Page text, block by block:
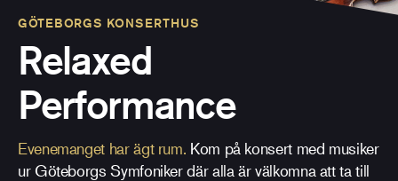
GÖTEBORGS KONSERTHUS
Relaxed
Performance
Evenemanget har ägt rum. Kom på konsert med musiker
ur Göteborgs Symfoniker där alla är välkomna att ta till